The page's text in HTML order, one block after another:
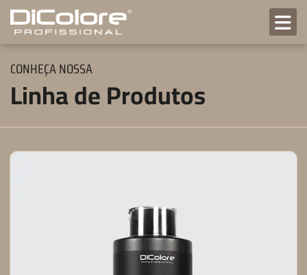
CONHEÇA NOSSA
Linha de Produtos